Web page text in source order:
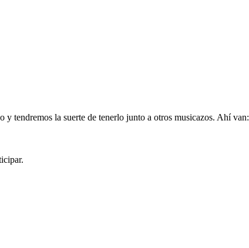
y tendremos la suerte de tenerlo junto a otros musicazos. Ahí van: